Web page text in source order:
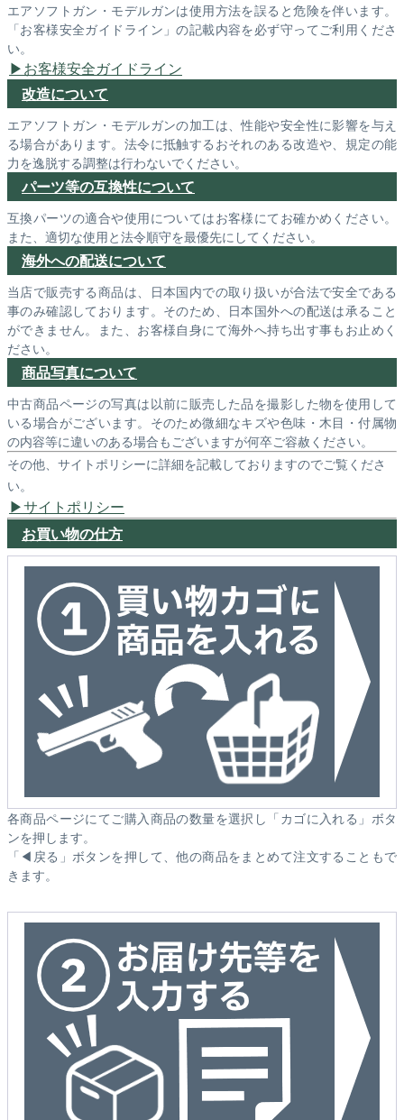
エアソフトガン・モデルガンは使用方法を誤ると危険を伴います。
「お客様安全ガイドライン」の記載内容を必ず守ってご利用くださ
い。
お客様安全ガイドライン
改造について
エアソフトガン・モデルガンの加工は、性能や安全性に影響を与え
る場合があります。法令に抵触するおそれのある改造や、規定の能
力を逸脱する調整は行わないでください。
パーツ等の互換性について
互換パーツの適合や使用についてはお客様にてお確かめください。
また、適切な使用と法令順守を最優先にしてください。
海外への配送について
当店で販売する商品は、日本国内での取り扱いが合法で安全である
事のみ確認しております。そのため、日本国外への配送は承ること
ができません。また、お客様自身にて海外へ持ち出す事もお止めく
ださい。
商品写真について
中古商品ページの写真は以前に販売した品を撮影した物を使用して
いる場合がございます。そのため微細なキズや色味・木目・付属物
の内容等に違いのある場合もございますが何卒ご容赦ください。
その他、サイトポリシーに詳細を記載しておりますのでご覧くださ
い。
サイトポリシー
お買い物の仕方
各商品ページにてご購入商品の数量を選択し「カゴに入れる」ボタ
ンを押します。
「◀戻る」ボタンを押して、他の商品をまとめて注文することもで
きます。